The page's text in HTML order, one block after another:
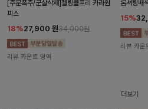
[주문폭주/군살삭제]젤링클프리 카라원
피스
18%27,900 원34,000원
리뷰 카운트 영역
롬셔링배
15%
리뷰 카운
더보기